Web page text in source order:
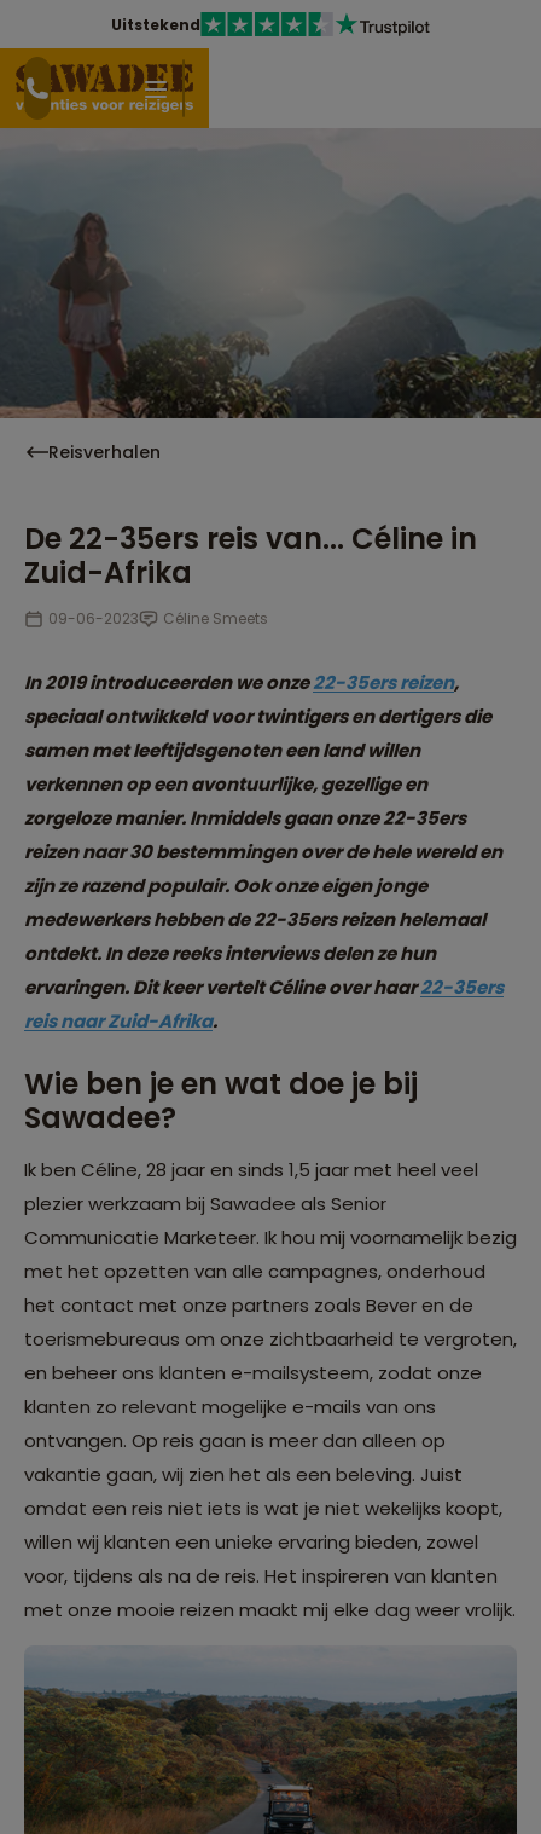
Uitstekend
Reisverhalen
De 22-35ers reis van... Céline in
Zuid-Afrika
09-06-2023 Céline Smeets
In 2019 introduceerden we onze22-35ers reizen,
speciaal ontwikkeld voor twintigers en dertigers die
samen met leeftijdsgenoten een land willen
verkennen op een avontuurlijke, gezellige en
zorgeloze manier. Inmiddels gaan onze 22-35ers
reizen naar 30 bestemmingen over de hele wereld en
zijn ze razend populair. Ook onze eigen jonge
medewerkers hebben de 22-35ers reizen helemaal
ontdekt. In deze reeks interviews delen ze hun
ervaringen. Dit keer vertelt Céline over haar22-35ers
reis naar Zuid-Afrika.
Wie ben je en wat doe je bij
Sawadee?
Ik ben Céline, 28 jaar en sinds 1,5 jaar met heel veel
plezier werkzaam bij Sawadee als Senior
Communicatie Marketeer. Ik hou mij voornamelijk bezig
met het opzetten van alle campagnes, onderhoud
het contact met onze partners zoals Bever en de
toerismebureaus om onze zichtbaarheid te vergroten,
en beheer ons klanten e-mailsysteem, zodat onze
klanten zo relevant mogelijke e-mails van ons
ontvangen. Op reis gaan is meer dan alleen op
vakantie gaan, wij zien het als een beleving. Juist
omdat een reis niet iets is wat je niet wekelijks koopt,
willen wij klanten een unieke ervaring bieden, zowel
voor, tijdens als na de reis. Het inspireren van klanten
met onze mooie reizen maakt mij elke dag weer vrolijk.